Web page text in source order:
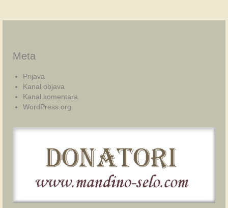
Meta
Prijava
Kanal objava
Kanal komentara
WordPress.org